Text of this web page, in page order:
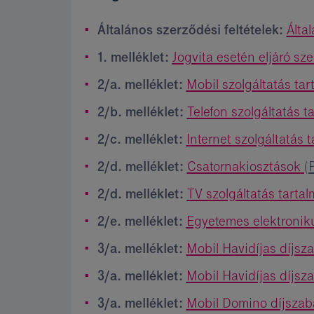
Általános szerződési feltételek:
1. melléklet: Jogvita esetén eljáró
2/a. melléklet: Mobil szolgáltatás
2/b. melléklet: Telefon szolgáltatás
2/c. melléklet: Internet szolgáltatás
2/d. melléklet: Csatornakiosztások
2/d. melléklet: TV szolgáltatás
2/e. melléklet: Egyetemes
3/a. melléklet: Mobil Havidíjas
3/a. melléklet: Mobil Havidíjas
3/a. melléklet: Mobil Domino